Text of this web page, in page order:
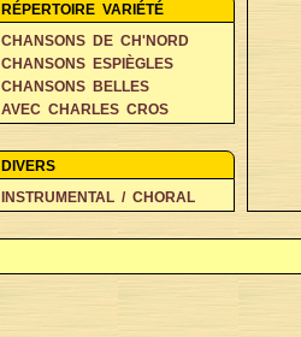
RÉPERTOIRE VARIÉTÉ
CHANSONS DE CH'NORD
CHANSONS ESPIÈGLES
CHANSONS BELLES
AVEC CHARLES CROS
COIN DES POÈTES E-L
COIN DES POÈTES M-V
DIVERS
INSTRUMENTAL / CHORAL